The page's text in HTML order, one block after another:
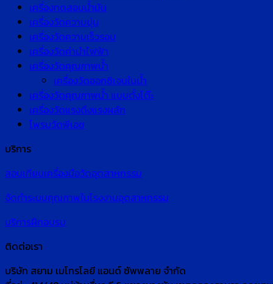
เครื่องทดสอบน้ำมัน
เครื่องวัดความขุ่น
เครื่องวัดความเร็วรอบ
เครื่องวัดค่านำไฟฟ้า
เครื่องวัดคุณภาพน้ำ
เครื่องวัดออกซิเจนในน้ำ
เครื่องวัดคุณภาพน้ำ แบบตั้งโต๊ะ
เครื่องวัดแรงดึงแรงผลัก
โพรบวัดพีเอช
บริการ
สอบเทียบเครื่องมือวัดอุตสาหกรรม
จัดทำระบบคุณภาพในโรงงานอุตสาหกรรม
บริการฝึกอบรม
ติดต่อเรา
บริษัท สยาม เมโทรโลยี แอนด์ ซัพพลาย จำกัด